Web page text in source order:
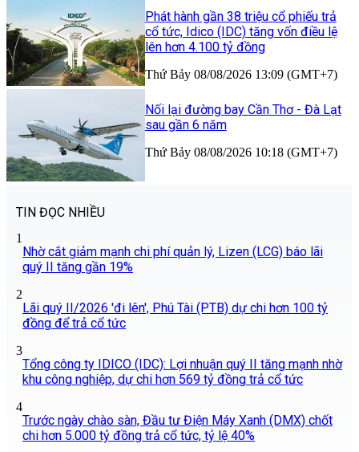
Phát hành gần 38 triệu cổ phiếu trả
cổ tức, Idico (IDC) tăng vốn điều lệ
lên hơn 4.100 tỷ đồng
Thứ Bảy 08/08/2026 13:09 (GMT+7)
Nối lại đường bay Cần Thơ - Đà Lạt
sau gần 6 năm
Thứ Bảy 08/08/2026 10:18 (GMT+7)
TIN ĐỌC NHIỀU
1
Nhờ cắt giảm mạnh chi phí quản lý, Lizen (LCG) báo lãi
quý II tăng gần 19%
2
Lãi quý II/2026 'đi lên', Phú Tài (PTB) dự chi hơn 100 tỷ
đồng để trả cổ tức
3
Tổng công ty IDICO (IDC): Lợi nhuận quý II tăng mạnh nhờ
khu công nghiệp, dự chi hơn 569 tỷ đồng trả cổ tức
4
Trước ngày chào sàn, Đầu tư Điện Máy Xanh (DMX) chốt
chi hơn 5.000 tỷ đồng trả cổ tức, tỷ lệ 40%